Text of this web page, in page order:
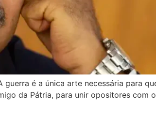
é a única arte necessária para
da Pátria, para unir opositores com